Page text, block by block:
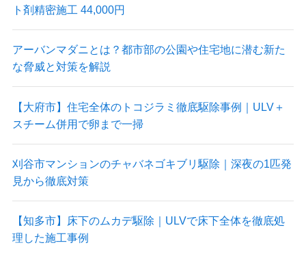
ト剤精密施工 44,000円
アーバンマダニとは？都市部の公園や住宅地に潜む新た
な脅威と対策を解説
【大府市】住宅全体のトコジラミ徹底駆除事例｜ULV＋
スチーム併用で卵まで一掃
刈谷市マンションのチャバネゴキブリ駆除｜深夜の1匹発
見から徹底対策
【知多市】床下のムカデ駆除｜ULVで床下全体を徹底処
理した施工事例